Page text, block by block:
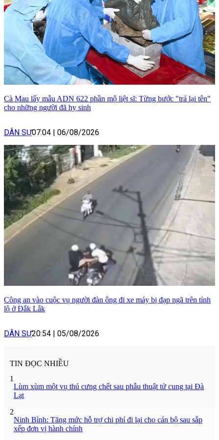
Cà Mau lấy mẫu ADN 622 phần mộ liệt sĩ: Từng bước "trả lại tên"
cho những người đã hy sinh
DÂN SỰ07:04 06/08/2026
Công an vào cuộc vụ người đàn ông đi xe máy bị đạp ngã trên tỉnh
lộ ở Đắk Lắk
DÂN SỰ20:54 05/08/2026
TIN ĐỌC NHIỀU
1
Lùm xùm một vụ thú cưng chết sau phẫu thuật tử cung tại Đà
Lạt
2
Ninh Bình: Tăng mức hỗ trợ chi phí đi lại cho cán bộ sau sắp
xếp đơn vị hành chính